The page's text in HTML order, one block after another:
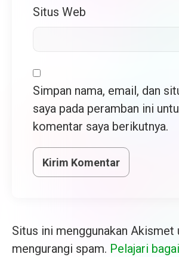
Situs Web
Simpan nama, email, dan
saya pada peramban ini
komentar saya berikutnya.
Situs ini menggunakan Akismet
mengurangi spam. Pelajari